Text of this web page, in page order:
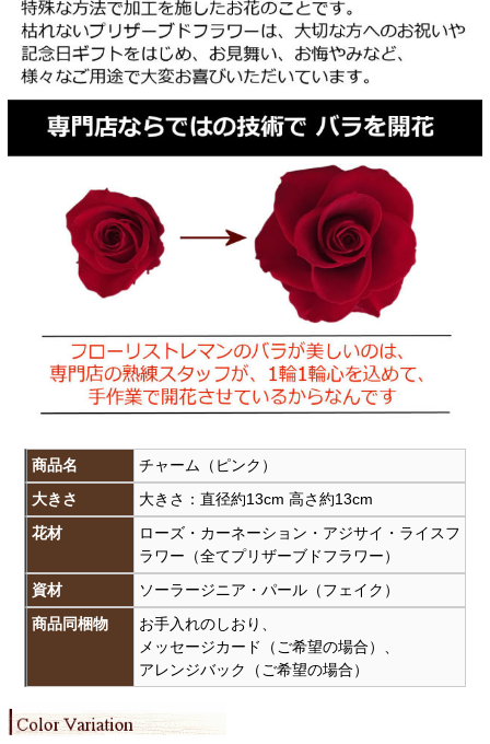
商品名
チャーム（ピンク）
大きさ
大きさ：直径約13cm 高さ約13cm
花材
ローズ・カーネーション・アジサイ・ライスフ
ラワー（全てプリザーブドフラワー）
資材
ソーラージニア・パール（フェイク）
商品同梱物
お手入れのしおり、
メッセージカード（ご希望の場合）、
アレンジバック（ご希望の場合）